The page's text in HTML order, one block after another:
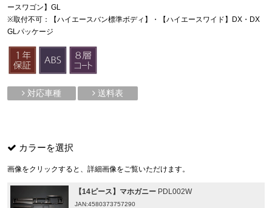
ースワゴン】GL
※取付不可：【ハイエースバン標準ボディ】・【ハイエースワイド】DX・DX
GLパッケージ
対応車種 送料表
カラーを選択
画像をクリックすると、詳細画像をご覧いただけます。
【14ピース】マホガニーPDL002W
JAN:4580373757290